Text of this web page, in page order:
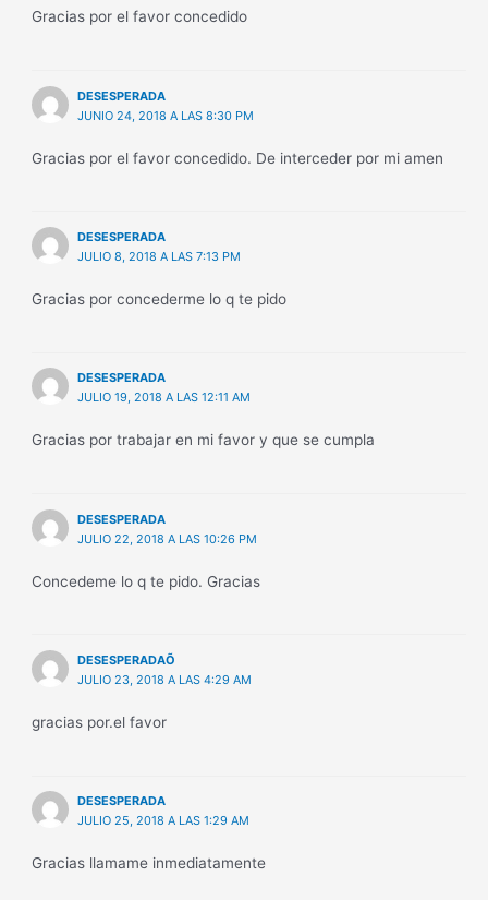
Gracias por el favor concedido
DESESPERADA
JUNIO 24, 2018 A LAS 8:30 PM
Gracias por el favor concedido. De interceder por mi amen
DESESPERADA
JULIO 8, 2018 A LAS 7:13 PM
Gracias por concederme lo q te pido
DESESPERADA
JULIO 19, 2018 A LAS 12:11 AM
Gracias por trabajar en mi favor y que se cumpla
DESESPERADA
JULIO 22, 2018 A LAS 10:26 PM
Concedeme lo q te pido. Gracias
DESESPERADAÕ
JULIO 23, 2018 A LAS 4:29 AM
gracias por.el favor
DESESPERADA
JULIO 25, 2018 A LAS 1:29 AM
Gracias llamame inmediatamente